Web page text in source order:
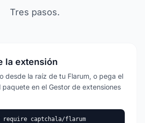
Tres pasos.
la extensión
desde la raíz de tu Flarum, o pega el
paquete en el Gestor de extensiones
require captchala/flarum